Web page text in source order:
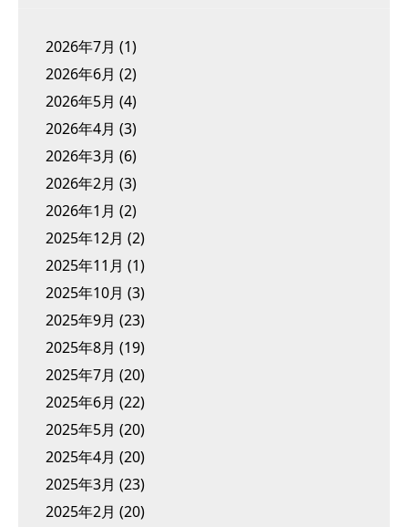
2026年7月 (1)
2026年6月 (2)
2026年5月 (4)
2026年4月 (3)
2026年3月 (6)
2026年2月 (3)
2026年1月 (2)
2025年12月 (2)
2025年11月 (1)
2025年10月 (3)
2025年9月 (23)
2025年8月 (19)
2025年7月 (20)
2025年6月 (22)
2025年5月 (20)
2025年4月 (20)
2025年3月 (23)
2025年2月 (20)